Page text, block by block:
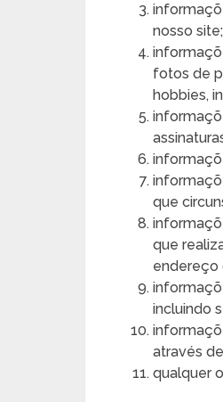
nosso site;
fotos de
hobbies,
que
que
endereço
incluindo
através
qualquer